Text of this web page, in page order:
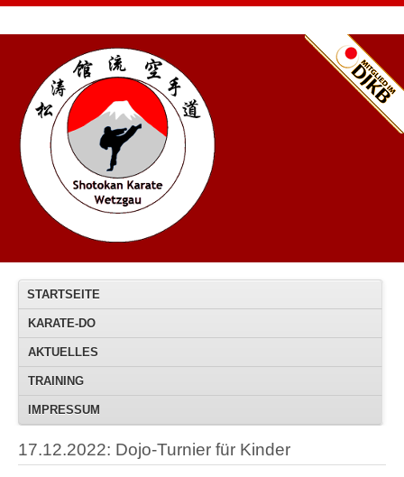
STARTSEITE
KARATE-DO
AKTUELLES
TRAINING
IMPRESSUM
17.12.2022: Dojo-Turnier für Kinder